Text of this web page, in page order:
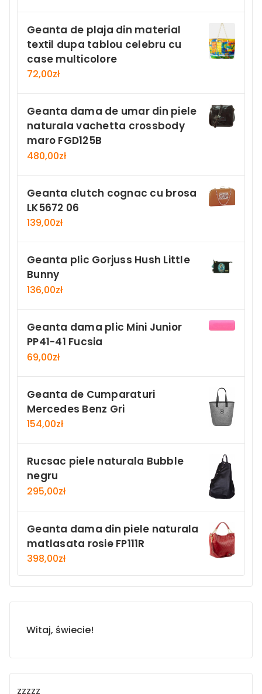
Geanta de plaja din material
textil dupa tablou celebru cu
case multicolore
72,00zł
Geanta dama de umar din piele
naturala vachetta crossbody
maro FGD125B
480,00zł
Geanta clutch cognac cu brosa
LK5672 06
139,00zł
Geanta plic Gorjuss Hush Little
Bunny
136,00zł
Geanta dama plic Mini Junior
PP41-41 Fucsia
69,00zł
Geanta de Cumparaturi
Mercedes Benz Gri
154,00zł
Rucsac piele naturala Bubble
negru
295,00zł
Geanta dama din piele naturala
matlasata rosie FP111R
398,00zł
Witaj, świecie!
zzzzz